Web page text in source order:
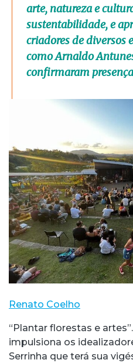
arte, natureza e
sustentabilidade, e
criadores de diversos
como Arnaldo
confirmaram
Renato Coelho
“Plantar florestas e
impulsiona os
Serrinha que terá sua